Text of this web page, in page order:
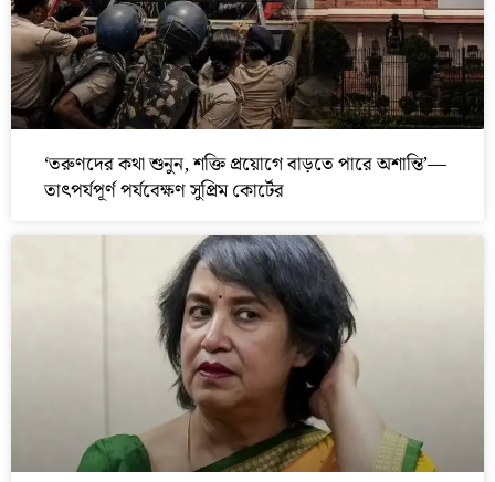
‘তরুণদের কথা শুনুন, শক্তি প্রয়োগে বাড়তে পারে অশান্তি’—
তাৎপর্যপূর্ণ পর্যবেক্ষণ সুপ্রিম কোর্টের